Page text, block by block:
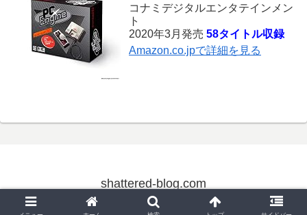
コナミデジタルエンタテインメン
ト
2020年3月発売 58タイトル収録
Amazon.co.jpで詳細を見る
shattered-blog.com
© 2004 shattered-blog.com.